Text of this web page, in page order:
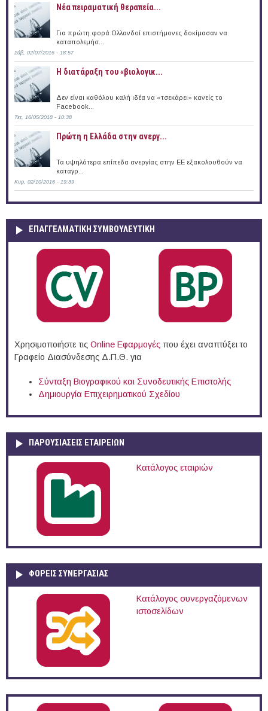
Νέα πειραματική θεραπεία...
Για πρώτη φορά Ολλανδοί επιστήμονες δοκίμασαν να
καταπολεμήσ...
Σάβ, 02/07/2016 - 18:57
Η διατάραξη του «βιολογικ...
Δεν είναι καθόλου καλή ιδέα να «τσεκάρει» κανείς το
Facebook...
Τετ, 16/05/2018 - 10:38
Πρώτη η Ελλάδα στην ανεργ...
Τα υψηλότερα επίπεδα ανεργίας στην ΕΕ εξακολουθούν να
καταγρ...
Κυρ, 02/10/2016 - 19:39
ΕΠΑΓΓΕΛΜΑΤΙΚΉ ΣΥΜΒΟΥΛΕΥΤΙΚΉ
Χρησιμοποιήστε τις Online Eφαρμογές που έχει αναπτύξει το
Γραφείο Διασύνδεσης Δ.Π.Θ. για
Σύνταξη Βιογραφικού και Συνοδευτικής Επιστολής
Δημιουργία Επιχειρηματικού Σχεδίου
ΠΑΡΟΥΣΙΆΣΕΙΣ ΕΤΑΙΡΕΙΏΝ
Κατάλογος εταιριών
ΦΟΡΕΙΣ ΣΥΝΕΡΓΑΣΙΑΣ
Κατάλογος συνεργαζόμενων
ιστοσελίδων